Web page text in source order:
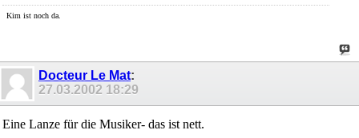
Kim ist noch da.
Docteur Le Mat:
27.03.2002 18:29
Eine Lanze für die Musiker- das ist nett.